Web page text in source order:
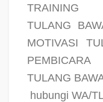
TRAINING
TULANG
MOTIVASI
TULANG
hubungi WA/